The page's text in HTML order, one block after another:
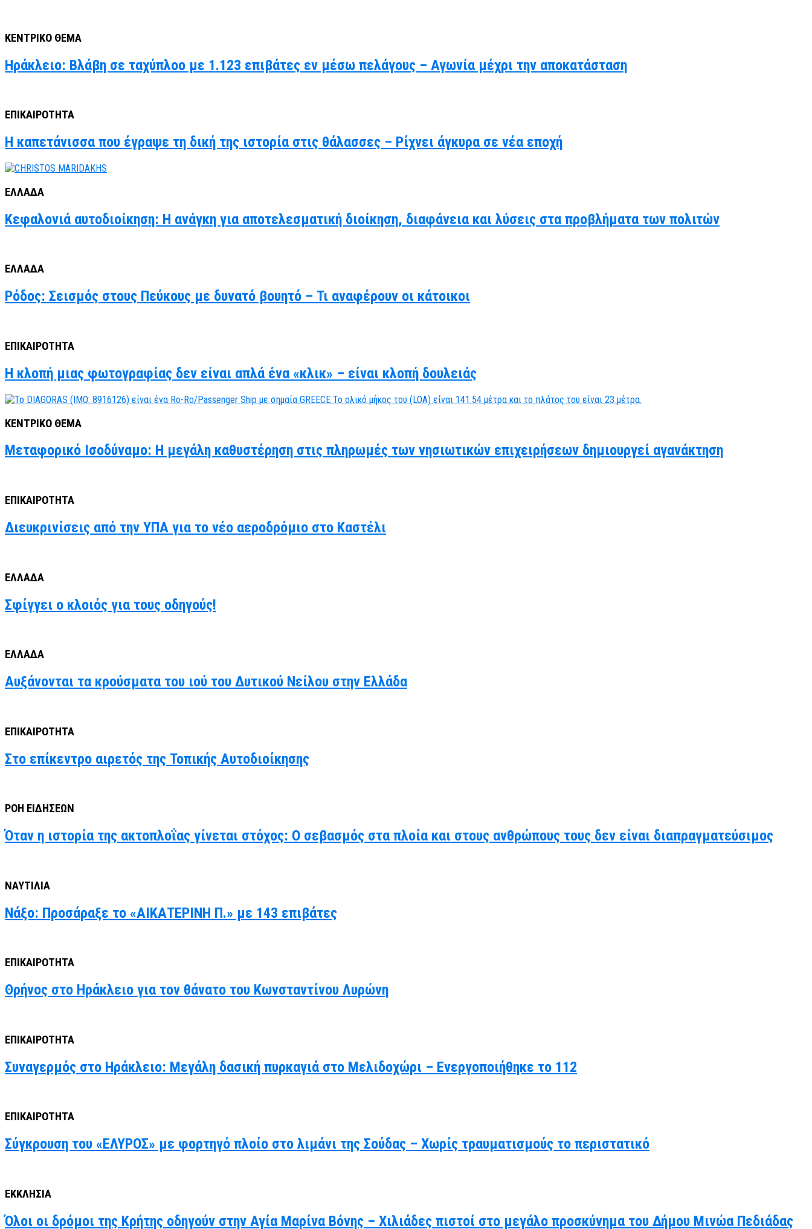
ΚΕΝΤΡΙΚΟ ΘΕΜΑ
Ηράκλειο: Βλάβη σε ταχύπλοο με 1.123 επιβάτες εν μέσω πελάγους – Αγωνία μέχρι την αποκατάσταση
ΕΠΙΚΑΙΡΟΤΗΤΑ
Η καπετάνισσα που έγραψε τη δική της ιστορία στις θάλασσες – Ρίχνει άγκυρα σε νέα εποχή
ΕΛΛΑΔΑ
Κεφαλονιά αυτοδιοίκηση: Η ανάγκη για αποτελεσματική διοίκηση, διαφάνεια και λύσεις στα προβλήματα των πολιτών
ΕΛΛΑΔΑ
Ρόδος: Σεισμός στους Πεύκους με δυνατό βουητό – Τι αναφέρουν οι κάτοικοι
ΕΠΙΚΑΙΡΟΤΗΤΑ
Η κλοπή μιας φωτογραφίας δεν είναι απλά ένα «κλικ» – είναι κλοπή δουλειάς
ΚΕΝΤΡΙΚΟ ΘΕΜΑ
Μεταφορικό Ισοδύναμο: Η μεγάλη καθυστέρηση στις πληρωμές των νησιωτικών επιχειρήσεων δημιουργεί αγανάκτηση
ΕΠΙΚΑΙΡΟΤΗΤΑ
Διευκρινίσεις από την ΥΠΑ για το νέο αεροδρόμιο στο Καστέλι
ΕΛΛΑΔΑ
Σφίγγει ο κλοιός για τους οδηγούς!
ΕΛΛΑΔΑ
Αυξάνονται τα κρούσματα του ιού του Δυτικού Νείλου στην Ελλάδα
ΕΠΙΚΑΙΡΟΤΗΤΑ
Στο επίκεντρο αιρετός της Τοπικής Αυτοδιοίκησης
ΡΟΗ ΕΙΔΗΣΕΩΝ
Όταν η ιστορία της ακτοπλοΐας γίνεται στόχος: Ο σεβασμός στα πλοία και στους ανθρώπους τους δεν είναι διαπραγματεύσιμος
ΝΑΥΤΙΛΙΑ
Νάξο: Προσάραξε το «ΑΙΚΑΤΕΡΙΝΗ Π.» με 143 επιβάτες
ΕΠΙΚΑΙΡΟΤΗΤΑ
Θρήνος στο Ηράκλειο για τον θάνατο του Κωνσταντίνου Λυρώνη
ΕΠΙΚΑΙΡΟΤΗΤΑ
Συναγερμός στο Ηράκλειο: Μεγάλη δασική πυρκαγιά στο Μελιδοχώρι – Ενεργοποιήθηκε το 112
ΕΠΙΚΑΙΡΟΤΗΤΑ
Σύγκρουση του «ΕΛΥΡΟΣ» με φορτηγό πλοίο στο λιμάνι της Σούδας – Χωρίς τραυματισμούς το περιστατικό
ΕΚΚΛΗΣΙΑ
Όλοι οι δρόμοι της Κρήτης οδηγούν στην Αγία Μαρίνα Βόνης – Χιλιάδες πιστοί στο μεγάλο προσκύνημα του Δήμου Μινώα Πεδιάδας